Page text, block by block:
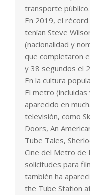
transporte público.
En 2019, el
tenían Steve
(nacionalidad y
que completaron
y 38 segundos el
En la cultura
El metro
aparecido en
televisión, como
Doors, An
Tube Tales,
Cine del Metro de
solicitudes para
también ha
the Tube Station